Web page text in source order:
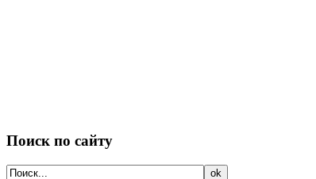
Поиск по сайту